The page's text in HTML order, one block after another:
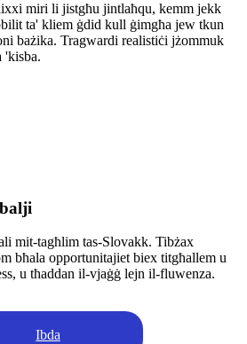
miri li jistgħu jintlaħqu, kemm jekk
ta' kliem ġdid kull ġimgħa jew tkun
bażika. Tragwardi realistiċi jżommuk
'kisba.
mit-tagħlim tas-Slovakk. Tibżax
bħala opportunitajiet biex titgħallem u
u tħaddan il-vjaġġ lejn il-fluwenza.
Ibda